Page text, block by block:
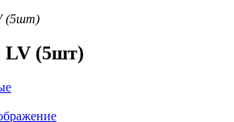
(5шт)
LV (5шт)